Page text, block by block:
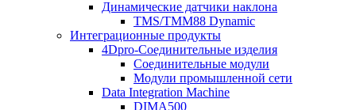
Динамические датчики наклона
TMS/TMM88 Dynamic
Интеграционные продукты
4Dpro-Соединительные изделия
Соединительные модули
Модули промышленной сети
Data Integration Machine
DIMA500